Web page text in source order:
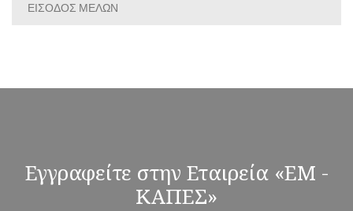
ΕΙΣΟΔΟΣ ΜΕΛΩΝ
Εγγραφείτε στην Εταιρεία «ΕΜ -
ΚΑΠΕΣ»